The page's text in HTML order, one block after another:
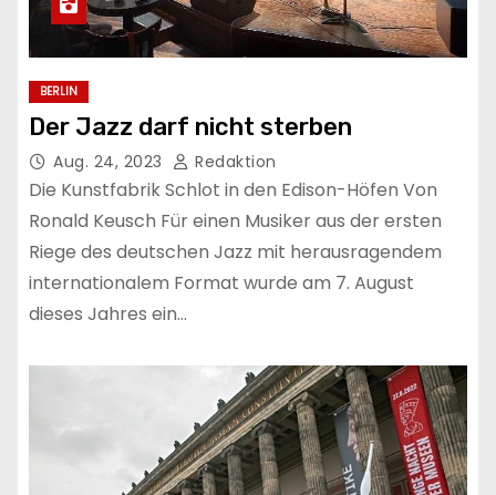
BERLIN
Der Jazz darf nicht sterben
Aug. 24, 2023 Redaktion
Die Kunstfabrik Schlot in den Edison-Höfen Von
Ronald Keusch Für einen Musiker aus der ersten
Riege des deutschen Jazz mit herausragendem
internationalem Format wurde am 7. August
dieses Jahres ein…